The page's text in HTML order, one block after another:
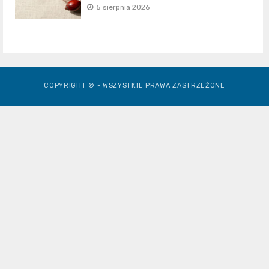
5 sierpnia 2026
COPYRIGHT © - WSZYSTKIE PRAWA ZASTRZEŻONE